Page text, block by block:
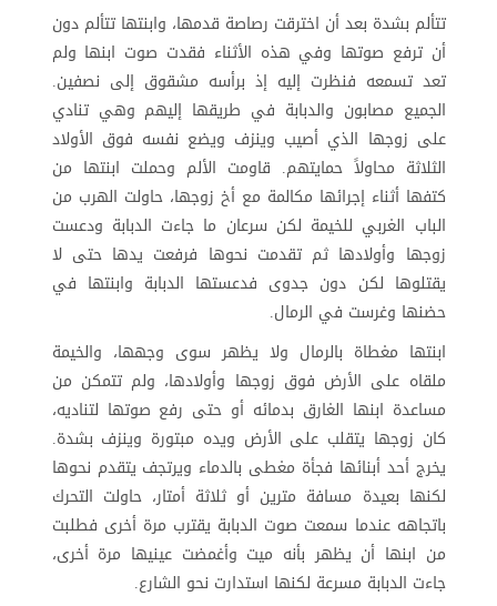
تتألم بشدة بعد أن اخترقت رصاصة قدمها، وابنتها تتألم دون
أن ترفع صوتها وفي هذه الأثناء فقدت صوت ابنها ولم
تعد تسمعه فنظرت إليه إذ برأسه مشقوق إلى نصفين.
الجميع مصابون والدبابة في طريقها إليهم وهي تنادي
على زوجها الذي أصيب وينزف ويضع نفسه فوق الأولاد
الثلاثة محاولاً حمايتهم. قاومت الألم وحملت ابنتها من
كتفها أثناء إجرائها مكالمة مع أخ زوجها، حاولت الهرب من
الباب الغربي للخيمة لكن سرعان ما جاءت الدبابة ودعست
زوجها وأولادها ثم تقدمت نحوها فرفعت يدها حتى لا
يقتلوها لكن دون جدوى فدعستها الدبابة وابنتها في
حضنها وغرست في الرمال.
ابنتها مغطاة بالرمال ولا يظهر سوى وجهها، والخيمة
ملقاه على الأرض فوق زوجها وأولادها، ولم تتمكن من
مساعدة ابنها الغارق بدمائه أو حتى رفع صوتها لتناديه،
كان زوجها يتقلب على الأرض ويده مبتورة وينزف بشدة.
يخرج أحد أبنائها فجأة مغطى بالدماء ويرتجف يتقدم نحوها
لكنها بعيدة مسافة مترين أو ثلاثة أمتار، حاولت التحرك
باتجاهه عندما سمعت صوت الدبابة يقترب مرة أخرى فطلبت
من ابنها أن يظهر بأنه ميت وأغمضت عينيها مرة أخرى،
جاءت الدبابة مسرعة لكنها استدارت نحو الشارع.